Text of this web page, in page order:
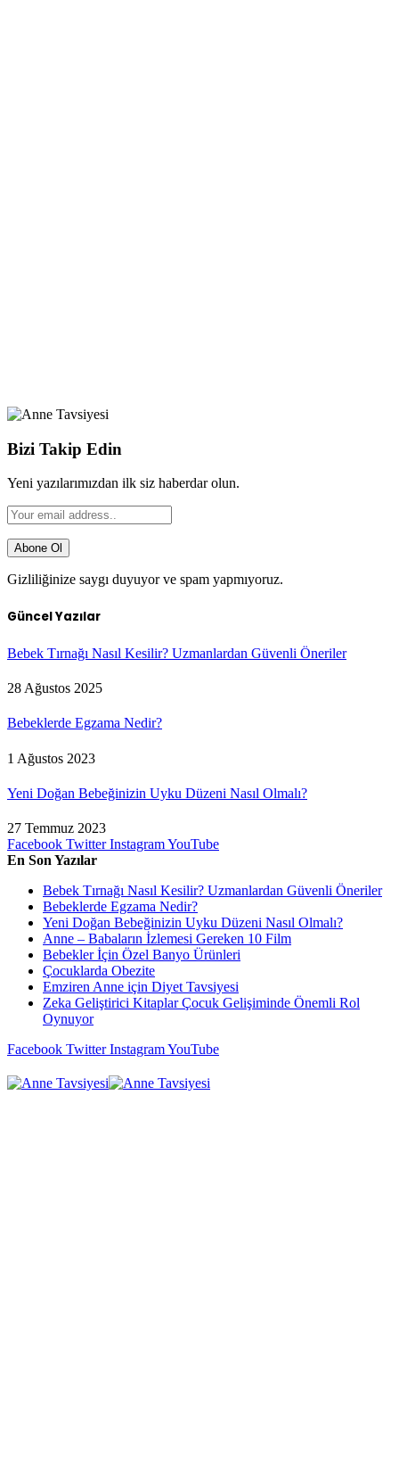
Bizi Takip Edin
Yeni yazılarımızdan ilk siz haberdar olun.
Gizliliğinize saygı duyuyor ve spam yapmıyoruz.
Güncel Yazılar
Bebek Tırnağı Nasıl Kesilir? Uzmanlardan Güvenli Öneriler
28 Ağustos 2025
Bebeklerde Egzama Nedir?
1 Ağustos 2023
Yeni Doğan Bebeğinizin Uyku Düzeni Nasıl Olmalı?
27 Temmuz 2023
Facebook Twitter InstagramYouTube
En Son Yazılar
Bebek Tırnağı Nasıl Kesilir? Uzmanlardan Güvenli Öneriler
Bebeklerde Egzama Nedir?
Yeni Doğan Bebeğinizin Uyku Düzeni Nasıl Olmalı?
Anne – Babaların İzlemesi Gereken 10 Film
Bebekler İçin Özel Banyo Ürünleri
Çocuklarda Obezite
Emziren Anne için Diyet Tavsiyesi
Zeka Geliştirici Kitaplar Çocuk Gelişiminde Önemli Rol
Oynuyor
Facebook Twitter InstagramYouTube